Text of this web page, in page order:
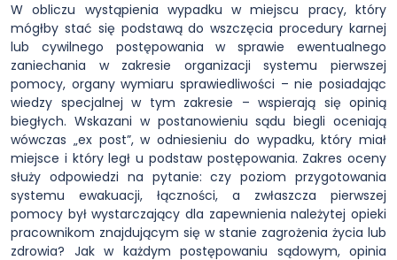
W obliczu wystąpienia wypadku w miejscu pracy, który
mógłby stać się podstawą do wszczęcia procedury karnej
lub cywilnego postępowania w sprawie ewentualnego
zaniechania w zakresie organizacji systemu pierwszej
pomocy, organy wymiaru sprawiedliwości – nie posiadając
wiedzy specjalnej w tym zakresie – wspierają się opinią
biegłych. Wskazani w postanowieniu sądu biegli oceniają
wówczas „ex post”, w odniesieniu do wypadku, który miał
miejsce i który legł u podstaw postępowania. Zakres oceny
służy odpowiedzi na pytanie: czy poziom przygotowania
systemu ewakuacji, łączności, a zwłaszcza pierwszej
pomocy był wystarczający dla zapewnienia należytej opieki
pracownikom znajdującym się w stanie zagrożenia życia lub
zdrowia? Jak w każdym postępowaniu sądowym, opinia